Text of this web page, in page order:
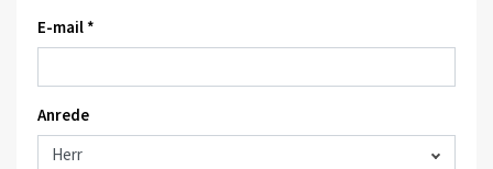
E-mail *
Anrede